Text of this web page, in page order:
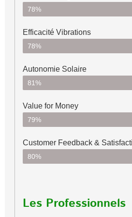
78%
Efficacité Vibrations
78%
Autonomie Solaire
81%
Value for Money
79%
Customer Feedback &
80%
Les Professionnels